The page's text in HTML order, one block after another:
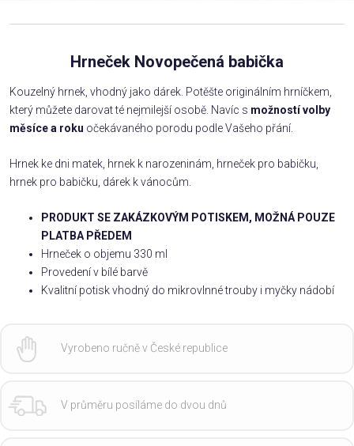
Hrneček Novopečená babička
Kouzelný hrnek, vhodný jako dárek. Potěšte originálním hrníčkem,
který můžete darovat té nejmilejší osobě. Navíc s možností volby
měsíce a roku očekávaného porodu podle Vašeho přání.
Hrnek ke dni matek, hrnek k narozeninám, hrneček pro babičku,
hrnek pro babičku, dárek k vánocům.
PRODUKT SE ZAKÁZKOVÝM POTISKEM, MOŽNÁ POUZE
PLATBA PŘEDEM
Hrneček o objemu 330 ml
Provedení v bílé barvě
Kvalitní potisk vhodný do mikrovlnné trouby i myčky nádobí
Vyrobeno ručně v České republice
V průměru posíláme do dvou dnů